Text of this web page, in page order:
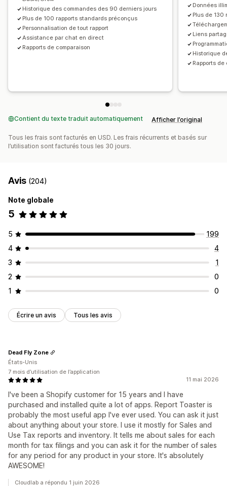
Prévisions Planification des rapports Notifications
Mises à jour des stocks
Devises multiples Multicanal
Synchronisation automatique des données
Résumé des ventes quotidiennes
Détails des commandes
Stock et produit
Cartographie des taxes de vente
Rapprochement bancaire
Importation de l’historique des données
Historique des commandes des 90 derniers jours
Plus de 100 rapports standards préconçus
Personnalisation de tout rapport
Assistance par chat en direct
Rapports de comparaison
Données
Plus de 130
Liens
Historique
Rapports de
Contient du texte traduit automatiquement Afficher l’original
Tous les frais sont facturés en USD. Les frais récurrents et basés sur
l’utilisation sont facturés tous les 30 jours.
Avis (204)
Note globale
5
5
199
4
4
3
1
2
0
1
0
Écrire un avis Tous les avis
11 mai 2026
I've been a Shopify customer for 15 years and I have
purchased and installed quite a lot of apps. Report Toaster is
probably the most useful app I've ever used. You can ask it just
about anything about your store. I use it mostly for Sales and
Use Tax reports and inventory. It tells me about sales for each
month for tax filings and you can ask it for the number of sales
for any period for any product in your store. It's absolutely
AWESOME!
Dead Fly Zone
États-Unis
7 mois d’utilisation de l’application
Cloudlab a répondu 1 juin 2026